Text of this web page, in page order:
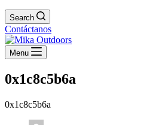
Search
Contáctanos
Menu
0x1c8c5b6a
0x1c8c5b6a